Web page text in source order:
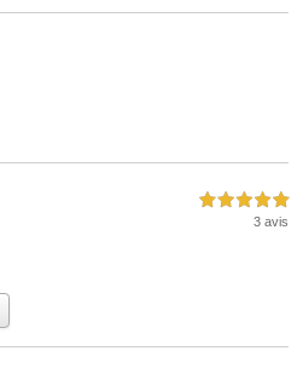
5,0 étoiles sur 5
3 avis